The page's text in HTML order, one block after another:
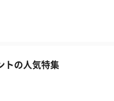
トの人気特集